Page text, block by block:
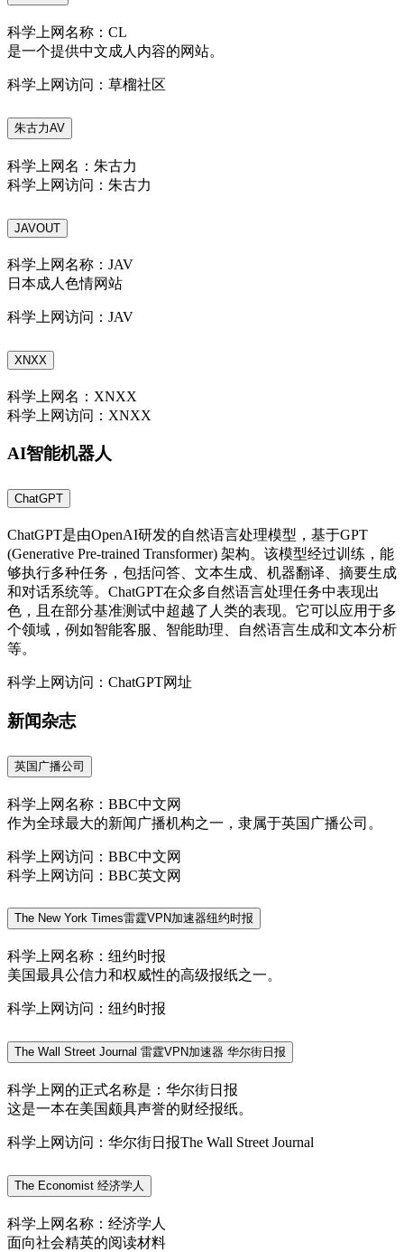
科学上网名称：CL
是一个提供中文成人内容的网站。
科学上网访问：草榴社区
朱古力AV
科学上网名：朱古力
科学上网访问：朱古力
JAVOUT
科学上网名称：JAV
日本成人色情网站
科学上网访问：JAV
XNXX
科学上网名：XNXX
科学上网访问：XNXX
AI智能机器人
ChatGPT
ChatGPT是由OpenAI研发的自然语言处理模型，基于GPT
(Generative Pre-trained Transformer) 架构。该模型经过训练，能
够执行多种任务，包括问答、文本生成、机器翻译、摘要生成
和对话系统等。ChatGPT在众多自然语言处理任务中表现出
色，且在部分基准测试中超越了人类的表现。它可以应用于多
个领域，例如智能客服、智能助理、自然语言生成和文本分析
等。
科学上网访问：ChatGPT网址
新闻杂志
英国广播公司
科学上网名称：BBC中文网
作为全球最大的新闻广播机构之一，隶属于英国广播公司。
科学上网访问：BBC中文网
科学上网访问：BBC英文网
The New York Times雷霆VPN加速器纽约时报
科学上网名称：纽约时报
美国最具公信力和权威性的高级报纸之一。
科学上网访问：纽约时报
The Wall Street Journal 雷霆VPN加速器 华尔街日报
科学上网的正式名称是：华尔街日报
这是一本在美国颇具声誉的财经报纸。
科学上网访问：华尔街日报The Wall Street Journal
The Economist 经济学人
科学上网名称：经济学人
面向社会精英的阅读材料